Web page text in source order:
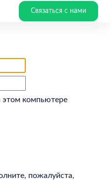
Связаться с нами
этом компьютере
пожалуйста,